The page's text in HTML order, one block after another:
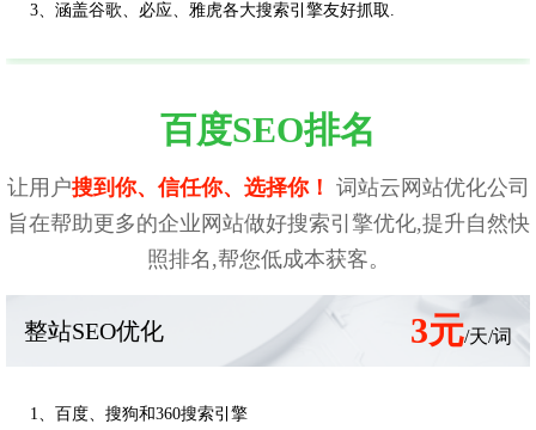
3、涵盖谷歌、必应、雅虎各大搜索引擎友好抓取.
百度SEO排名
让用户搜到你、信任你、选择你！ 词站云网站优化公司
旨在帮助更多的企业网站做好搜索引擎优化,提升自然快
照排名,帮您低成本获客。
整站SEO优化 3元/天/词
1、百度、搜狗和360搜索引擎